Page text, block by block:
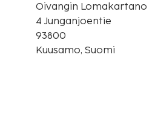
Oivangin Lomakartano
4 Junganjoentie
93800
Kuusamo, Suomi